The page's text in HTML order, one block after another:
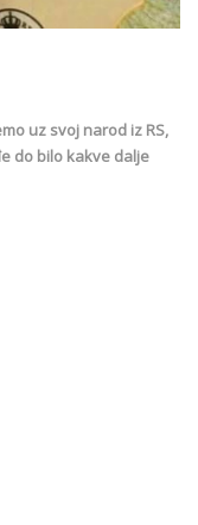
uz svoj narod iz RS,
do bilo kakve dalje